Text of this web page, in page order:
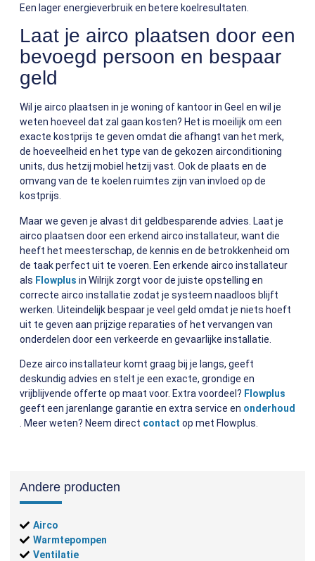
Een lager energieverbruik en betere koelresultaten.
Laat je airco plaatsen door een
bevoegd persoon en bespaar
geld
Wil je airco plaatsen in je woning of kantoor in Geel en wil je
weten hoeveel dat zal gaan kosten? Het is moeilijk om een
exacte kostprijs te geven omdat die afhangt van het merk,
de hoeveelheid en het type van de gekozen airconditioning
units, dus hetzij mobiel hetzij vast. Ook de plaats en de
omvang van de te koelen ruimtes zijn van invloed op de
kostprijs.
Maar we geven je alvast dit geldbesparende advies. Laat je
airco plaatsen door een erkend airco installateur, want die
heeft het meesterschap, de kennis en de betrokkenheid om
de taak perfect uit te voeren. Een erkende airco installateur
als Flowplus in Wilrijk zorgt voor de juiste opstelling en
correcte airco installatie zodat je systeem naadloos blijft
werken. Uiteindelijk bespaar je veel geld omdat je niets hoeft
uit te geven aan prijzige reparaties of het vervangen van
onderdelen door een verkeerde en gevaarlijke installatie.
Deze airco installateur komt graag bij je langs, geeft
deskundig advies en stelt je een exacte, grondige en
vrijblijvende offerte op maat voor. Extra voordeel? Flowplus
geeft een jarenlange garantie en extra service en onderhoud
. Meer weten? Neem direct contact op met Flowplus.
Andere producten
Airco
Warmtepompen
Ventilatie